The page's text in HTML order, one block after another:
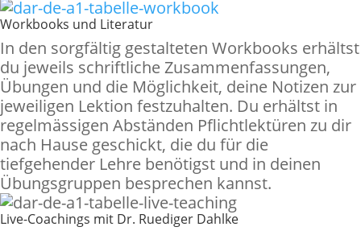
Workbooks und Literatur
In den sorgfältig gestalteten Workbooks erhältst
du jeweils schriftliche Zusammenfassungen,
Übungen und die Möglichkeit, deine Notizen zur
jeweiligen Lektion festzuhalten. Du erhältst in
regelmässigen Abständen Pflichtlektüren zu dir
nach Hause geschickt, die du für die
tiefgehender Lehre benötigst und in deinen
Übungsgruppen besprechen kannst.
Live-Coachings mit Dr. Ruediger Dahlke